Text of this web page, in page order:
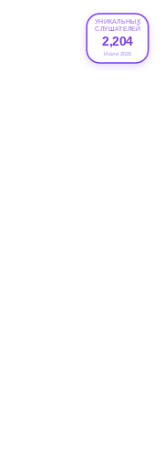
УНИКАЛЬНЫХ
СЛУШАТЕЛЕЙ
2,204
Июле 2026